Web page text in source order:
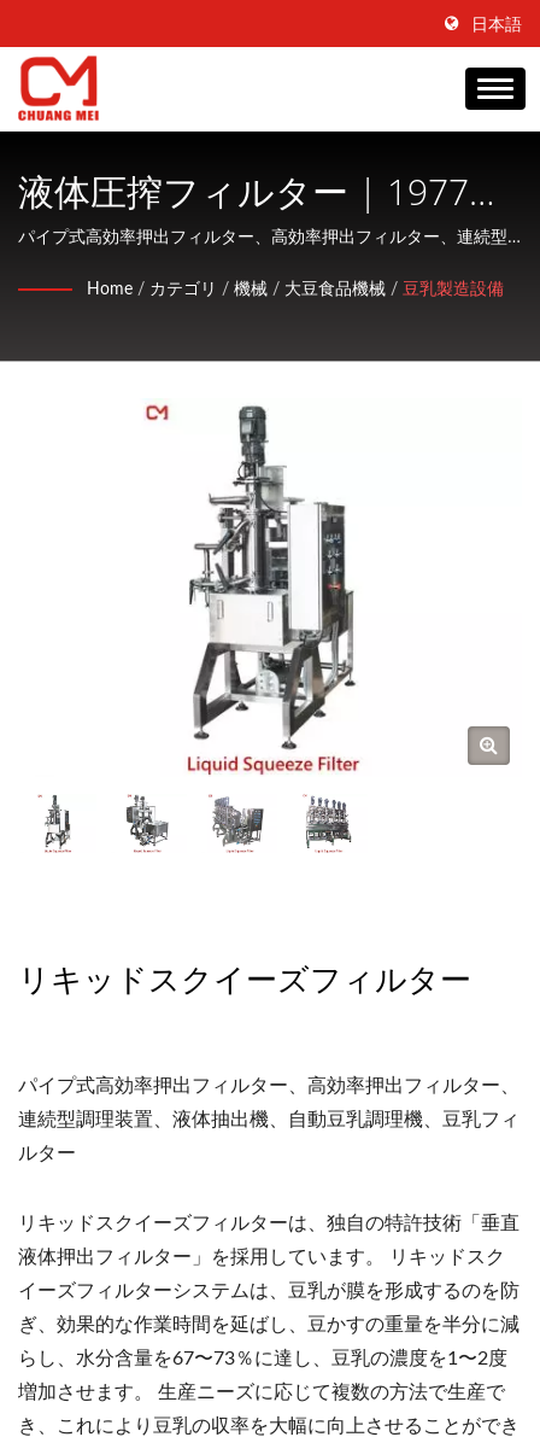
日本語
液体圧搾フィルター | 1977年
からの食品成形、コーティン
グ＆調理機械の製造業者とし
パイプ式高効率押出フィルター、高効率押出フィルター、連続型
CHUANG MEI INDUSTRIAL CO., Ltd.は、水産物加工および調理機
Home / カテゴリ / 機械 / 大豆食品機械 / 豆乳製造設備
リキッドスクイーズフィルター
パイプ式高効率押出フィルター、高効率押出フィルター、
連続型調理装置、液体抽出機、自動豆乳調理機、豆乳フィ
ルター
リキッドスクイーズフィルターは、独自の特許技術「垂直
液体押出フィルター」を採用しています。 リキッドスク
イーズフィルターシステムは、豆乳が膜を形成するのを防
ぎ、効果的な作業時間を延ばし、豆かすの重量を半分に減
らし、水分含量を67〜73％に達し、豆乳の濃度を1〜2度
増加させます。 生産ニーズに応じて複数の方法で生産で
き、これにより豆乳の収率を大幅に向上させることができ